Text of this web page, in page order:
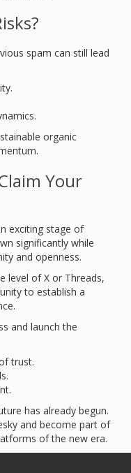
spam can still lead
organic
Your
exciting stage of
significantly while
and openness.
level of X or Threads,
to establish a
and launch the
trust.
has already begun.
and become part of
of the new era.